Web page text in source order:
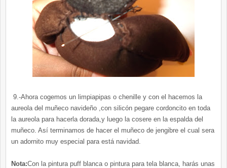
9.-Ahora cogemos un limpiapipas o chenille y con el hacemos la
aureola del muñeco navideño ,con silicón pegare cordoncito en toda
la aureola para hacerla dorada,y luego la cosere en la espalda del
muñeco. Así terminamos de hacer el muñeco de jengibre el cual sera
un adornito muy especial para está navidad.
Nota:Con la pintura puff blanca o pintura para tela blanca, harás unas